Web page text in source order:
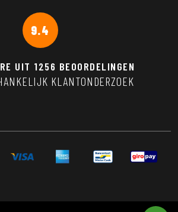
9.4
UIT 1256 BEOORDELINGEN
KLANTONDERZOEK